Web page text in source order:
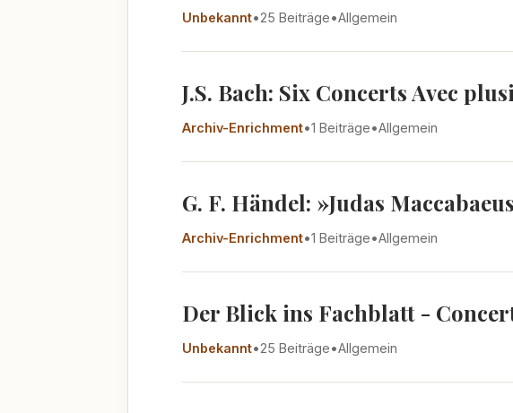
Unbekannt•25 Beiträge•Allgemein
J.S. Bach: Six Concerts Avec
Archiv-Enrichment•1 Beiträge•Allgemein
G. F. Händel: »Judas
Archiv-Enrichment•1 Beiträge•Allgemein
Der Blick ins Fachblatt -
Unbekannt•25 Beiträge•Allgemein